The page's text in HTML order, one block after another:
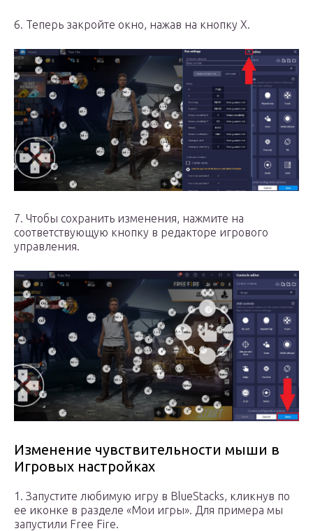
6. Теперь закройте окно, нажав на кнопку X.
7. Чтобы сохранить изменения, нажмите на
соответствующую кнопку в редакторе игрового
управления.
Изменение чувствительности мыши в
Игровых настройках
1. Запустите любимую игру в BlueStacks, кликнув по
ее иконке в разделе «Мои игры». Для примера мы
запустили Free Fire.